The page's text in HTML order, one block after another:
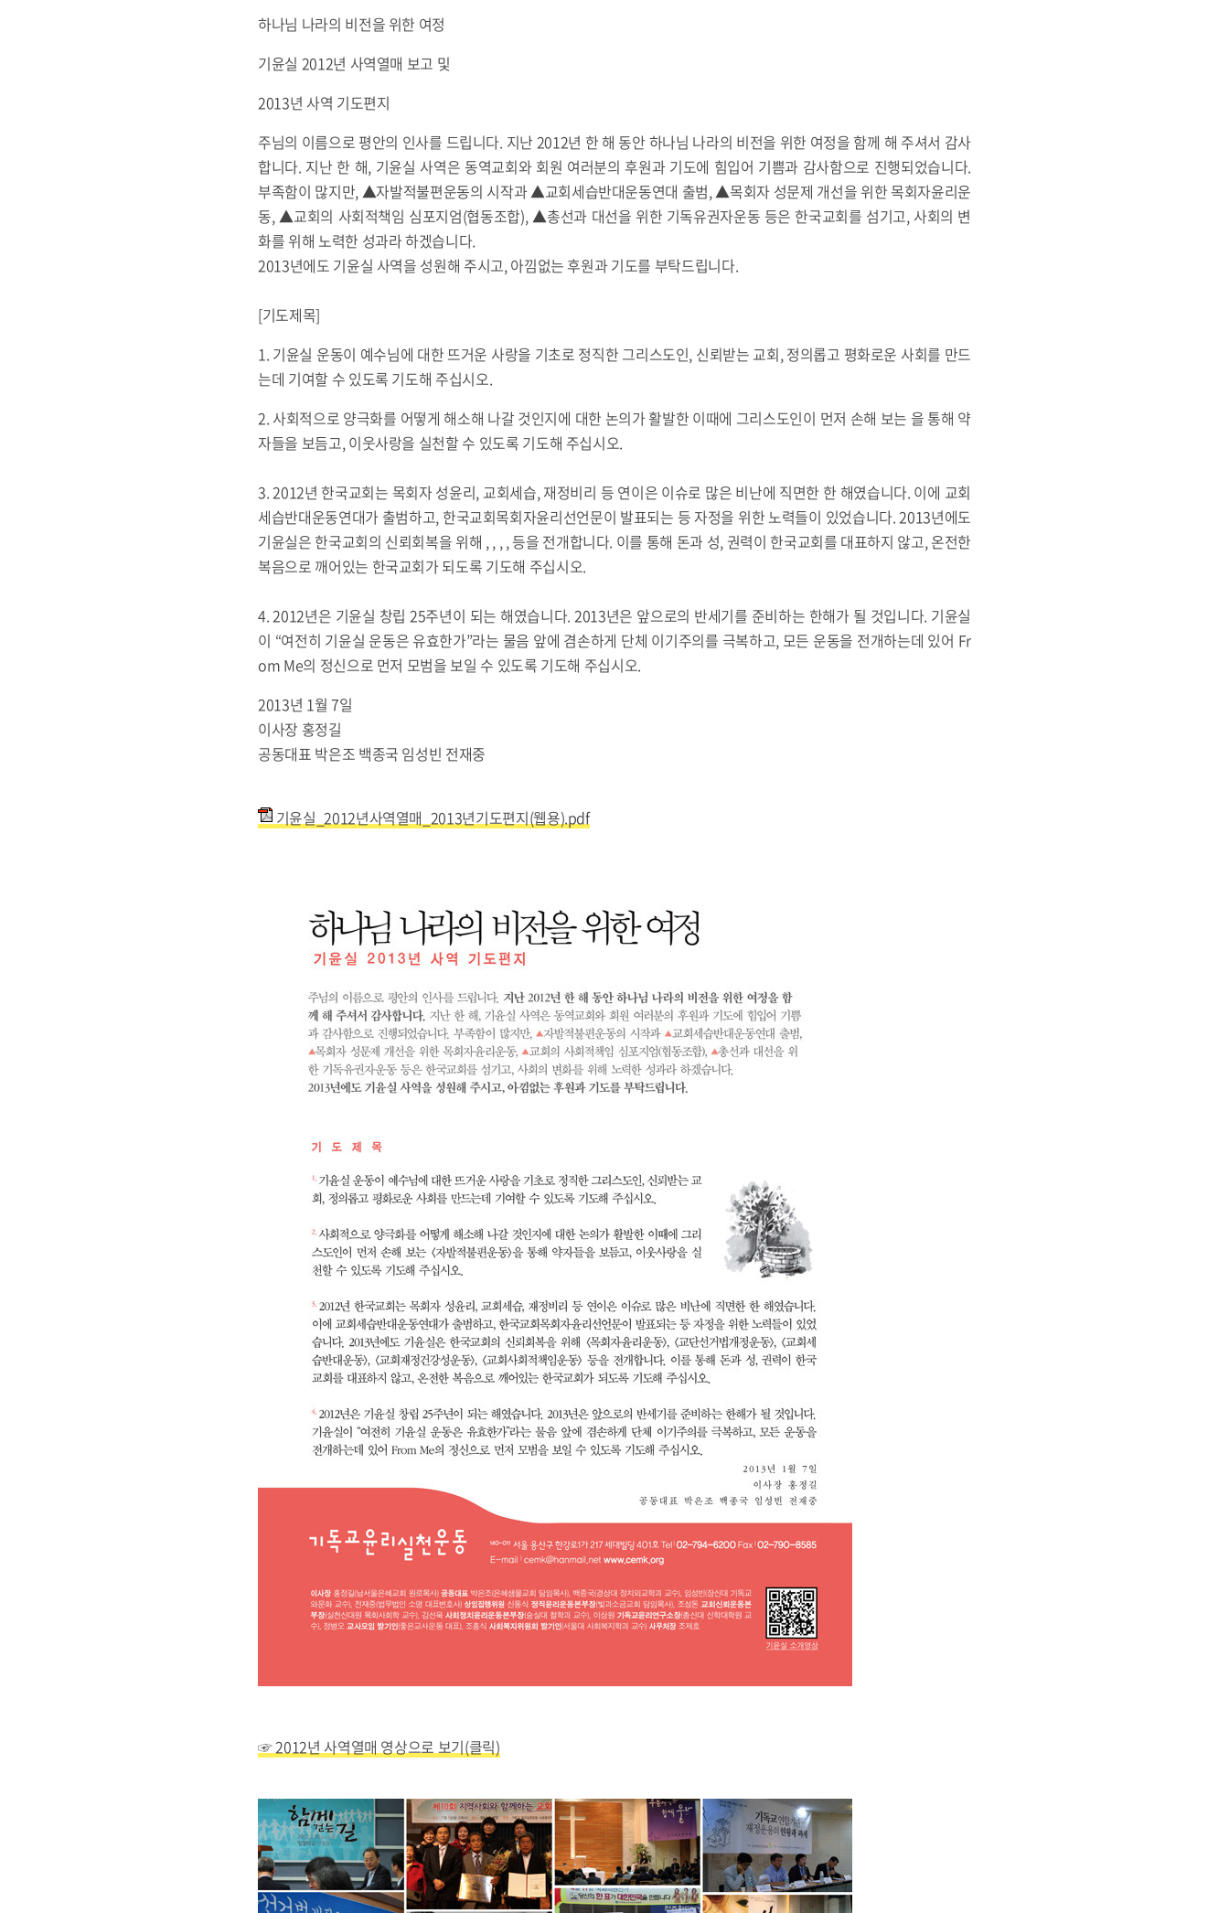
하나님 나라의 비전을 위한 여정
기윤실 2012년 사역열매 보고 및
2013년 사역 기도편지
주님의 이름으로 평안의 인사를 드립니다. 지난 2012년 한 해 동안 하나님 나라의 비전을 위한 여정을 함께 해 주셔서 감사
합니다. 지난 한 해, 기윤실 사역은 동역교회와 회원 여러분의 후원과 기도에 힘입어 기쁨과 감사함으로 진행되었습니다.
부족함이 많지만, ▲자발적불편운동의 시작과 ▲교회세습반대운동연대 출범, ▲목회자 성문제 개선을 위한 목회자윤리운
동, ▲교회의 사회적책임 심포지엄(협동조합), ▲총선과 대선을 위한 기독유권자운동 등은 한국교회를 섬기고, 사회의 변
화를 위해 노력한 성과라 하겠습니다.
2013년에도 기윤실 사역을 성원해 주시고, 아낌없는 후원과 기도를 부탁드립니다.
[기도제목]
1. 기윤실 운동이 예수님에 대한 뜨거운 사랑을 기초로 정직한 그리스도인, 신뢰받는 교회, 정의롭고 평화로운 사회를 만드
는데 기여할 수 있도록 기도해 주십시오.
2. 사회적으로 양극화를 어떻게 해소해 나갈 것인지에 대한 논의가 활발한 이때에 그리스도인이 먼저 손해 보는 을 통해 약
자들을 보듬고, 이웃사랑을 실천할 수 있도록 기도해 주십시오.
3. 2012년 한국교회는 목회자 성윤리, 교회세습, 재정비리 등 연이은 이슈로 많은 비난에 직면한 한 해였습니다. 이에 교회
세습반대운동연대가 출범하고, 한국교회목회자윤리선언문이 발표되는 등 자정을 위한 노력들이 있었습니다. 2013년에도
기윤실은 한국교회의 신뢰회복을 위해 , , , , 등을 전개합니다. 이를 통해 돈과 성, 권력이 한국교회를 대표하지 않고, 온전한
복음으로 깨어있는 한국교회가 되도록 기도해 주십시오.
4. 2012년은 기윤실 창립 25주년이 되는 해였습니다. 2013년은 앞으로의 반세기를 준비하는 한해가 될 것입니다. 기윤실
이 “여전히 기윤실 운동은 유효한가”라는 물음 앞에 겸손하게 단체 이기주의를 극복하고, 모든 운동을 전개하는데 있어 Fr
om Me의 정신으로 먼저 모범을 보일 수 있도록 기도해 주십시오.
2013년 1월 7일
이사장 홍정길
공동대표 박은조 백종국 임성빈 전재중
기윤실_2012년사역열매_2013년기도편지(웹용).pdf
☞ 2012년 사역열매 영상으로 보기(클릭)